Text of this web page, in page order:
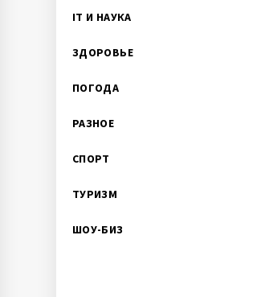
IT И НАУКА
ЗДОРОВЬЕ
ПОГОДА
РАЗНОЕ
СПОРТ
ТУРИЗМ
ШОУ-БИЗ